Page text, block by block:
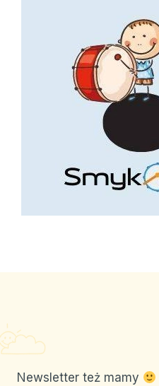
Newsletter też mamy